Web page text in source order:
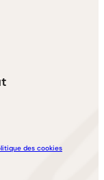
des cookies